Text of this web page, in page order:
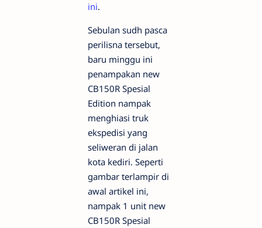
ini.
Sebulan sudh pasca
perilisna tersebut,
baru minggu ini
penampakan new
CB150R Spesial
Edition nampak
menghiasi truk
ekspedisi yang
seliweran di jalan
kota kediri. Seperti
gambar terlampir di
awal artikel ini,
nampak 1 unit new
CB150R Spesial